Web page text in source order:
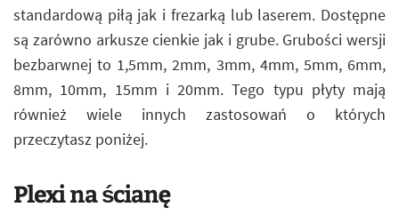
standardową piłą jak i frezarką lub laserem. Dostępne
są zarówno arkusze cienkie jak i grube. Grubości wersji
bezbarwnej to 1,5mm, 2mm, 3mm, 4mm, 5mm, 6mm,
8mm, 10mm, 15mm i 20mm. Tego typu płyty mają
również wiele innych zastosowań o których
przeczytasz poniżej.
Plexi na ścianę